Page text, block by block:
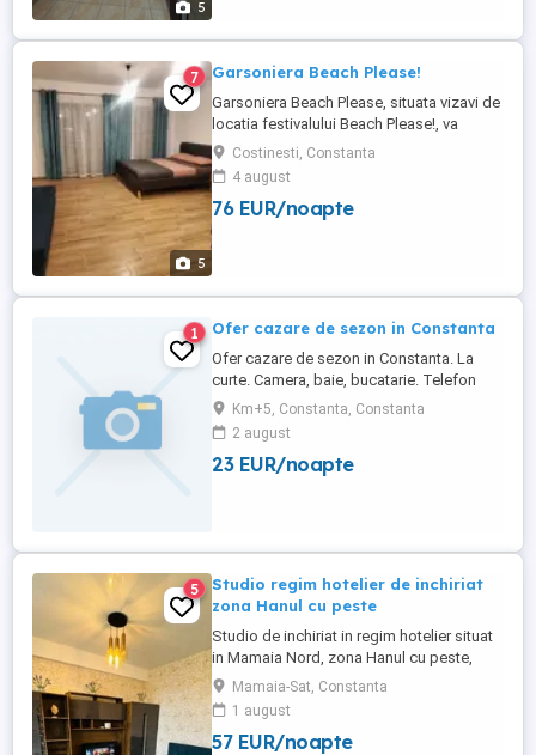
5
5
7 Garsoniera Beach Please!
Garsoniera Beach Please, situata vizavi de
locatia festivalului Beach Please!, va
asteapta intr-un decor tineresc, nou si
utilat pentru a asigura cazarea a 4
persoane in cele mai bune conditii. Patul
este de 160x200 cm, canapeaua este
Costinesti, Constanta
4 august
76 EUR/noapte
1 Ofer cazare de sezon in Constanta
Ofer cazare de sezon in Constanta. La
curte. Camera, baie, bucatarie. Telefon
Oana,Km+5, Constanta, Constanta
2 august
23 EUR/noapte
5
Studio regim hotelier de inchiriat
zona Hanul cu peste
Studio de inchiriat in regim hotelier situat
in Mamaia Nord, zona Hanul cu peste,
langa Profi si Mega image, la 7 minute de
mers pe jos de plaja, bloc nou, centrala de
apartament, pat king size (1,80x2m), tv,
aer conditionat, plita electrica si cuptor,
Mamaia-Sat, Constanta
1 august
57 EUR/noapte